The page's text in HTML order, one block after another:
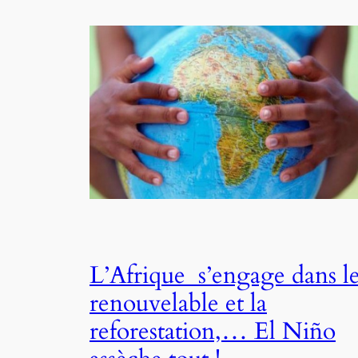
L’Afrique s’engage dans
renouvelable et la
reforestation,… El Niño